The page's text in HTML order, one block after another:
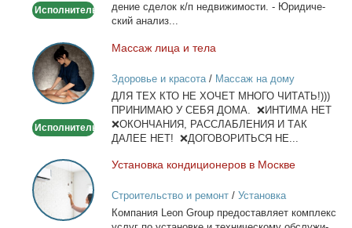
Исполнитель
де­ние сде­лок к/п недви­жи­мо­сти. - Юри­ди­че­
ский ана­лиз...
Массаж
лица
и
тела
Исполнитель
Мас­саж ли­ца и те­ла
Здоровье и красота/ Массаж на дому
ДЛЯ ТЕХ КТО НЕ ХОЧЕТ МНОГО ЧИТАТЬ!)))
ПРИНИМАЮ У СЕБЯ ДОМА. ❌ИНТИМА НЕТ
❌ОКОНЧАНИЯ, РАССЛАБЛЕНИЯ И ТАК
ДАЛЕЕ НЕТ! ❌ДОГОВОРИТЬСЯ НЕ...
Установка
кондиционеров
в
Москве
Уста­нов­ка кон­ди­ци­о­не­ров в Москве
Строительство и ремонт/ Установка
кондиционеров
Ком­па­ния Leon Group предо­став­ля­ет ком­плекс